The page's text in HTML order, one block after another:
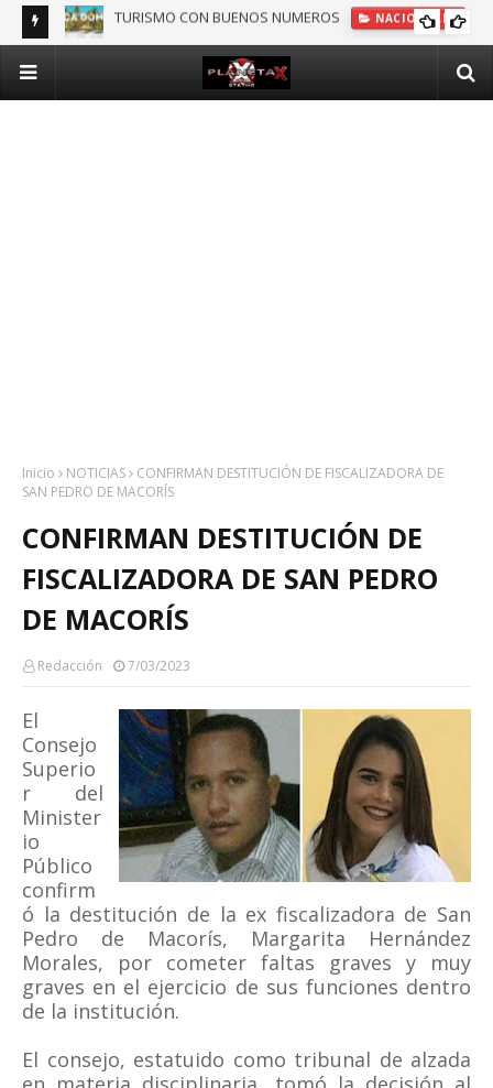
DOMINICANOS DEPENDIENTES DE SEGURO PÚBLICO EN N.Y.
INTERNACIONALES
Inicio NOTICIAS
CONFIRMAN DESTITUCIÓN DE FISCALIZADORA DE
SAN PEDRO DE MACORÍS
CONFIRMAN DESTITUCIÓN DE
FISCALIZADORA DE SAN PEDRO
DE MACORÍS
Redacción 7/03/2023
El
Consejo
Superio
r del
Minister
io
Público
confirm
ó la destitución de la ex fiscalizadora de San
Pedro de Macorís, Margarita Hernández
Morales, por cometer faltas graves y muy
graves en el ejercicio de sus funciones dentro
de la institución.
El consejo, estatuido como tribunal de alzada